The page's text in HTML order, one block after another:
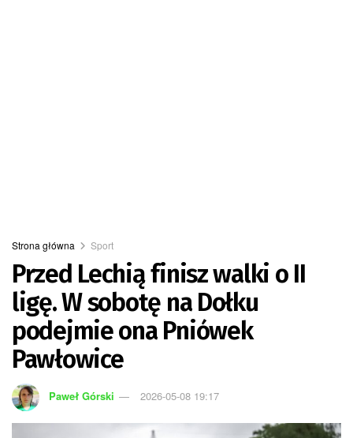
Strona główna Sport
Przed Lechią finisz walki o II
ligę. W sobotę na Dołku
podejmie ona Pniówek
Pawłowice
Paweł Górski 2026-05-08 19:17